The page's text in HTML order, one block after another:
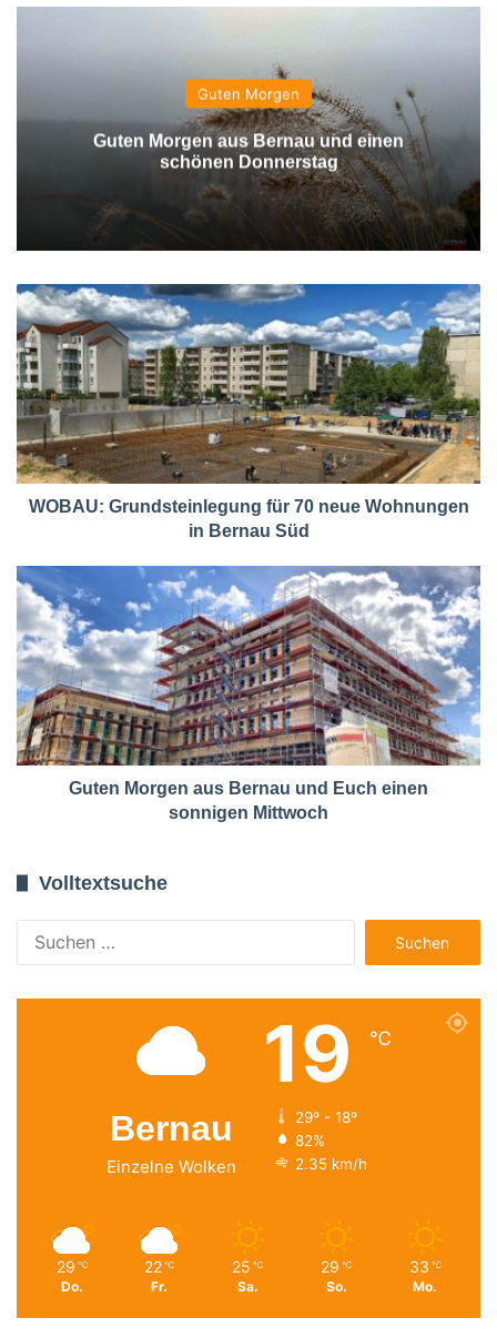
Guten Morgen
Guten Morgen aus Bernau und einen
schönen Donnerstag
WOBAU: Grundsteinlegung für 70 neue Wohnungen
in Bernau Süd
Guten Morgen aus Bernau und Euch einen
sonnigen Mittwoch
Volltextsuche
nach:
Bernau
Einzelne Wolken
19 ℃
29º - 18º
82%
2.35 km/h
29 ℃
Do.
22 ℃
Fr.
25 ℃
Sa.
29 ℃
So.
33 ℃
Mo.